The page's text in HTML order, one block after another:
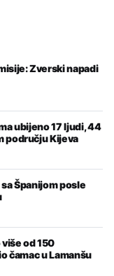
Zverski napadi
ubijeno 17 ljudi, 44
području Kijeva
Španijom posle
od 150
čamac u Lamanšu